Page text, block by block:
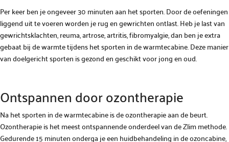
Per keer ben je ongeveer 30 minuten aan het sporten. Door de oefeningen
liggend uit te voeren worden je rug en gewrichten ontlast. Heb je last van
gewrichtsklachten, reuma, artrose, artritis, fibromyalgie, dan ben je extra
gebaat bij de warmte tijdens het sporten in de warmtecabine. Deze manier
van doelgericht sporten is gezond en geschikt voor jong en oud.
Ontspannen door ozontherapie
Na het sporten in de warmtecabine is de ozontherapie aan de beurt.
Ozontherapie is het meest ontspannende onderdeel van de Zlim methode.
Gedurende 15 minuten onderga je een huidbehandeling in de ozoncabine,